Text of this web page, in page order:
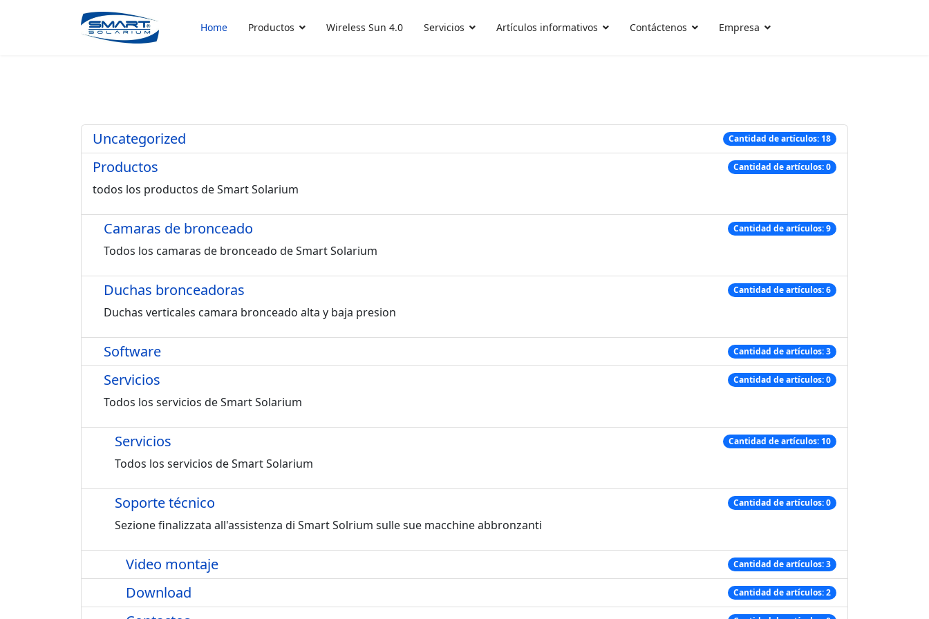
Home Productos Wireless Sun 4.0 Servicios Artículos informativos Contáctenos Empresa
Uncategorized Cantidad de artículos: 18
Productos Cantidad de artículos: 0
todos los productos de Smart Solarium
Camaras de bronceado Cantidad de artículos: 9
Todos los camaras de bronceado de Smart Solarium
Duchas bronceadoras Cantidad de artículos: 6
Duchas verticales camara bronceado alta y baja presion
Software Cantidad de artículos: 3
Servicios Cantidad de artículos: 0
Todos los servicios de Smart Solarium
Servicios Cantidad de artículos: 10
Todos los servicios de Smart Solarium
Soporte técnico Cantidad de artículos: 0
Sezione finalizzata all'assistenza di Smart Solrium sulle sue macchine abbronzanti
Video montaje Cantidad de artículos: 3
Download Cantidad de artículos: 2